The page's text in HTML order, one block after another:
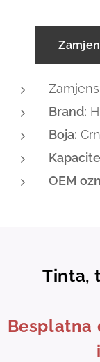
Brand:
Boja:
OEM
Tinta,
Besplatna